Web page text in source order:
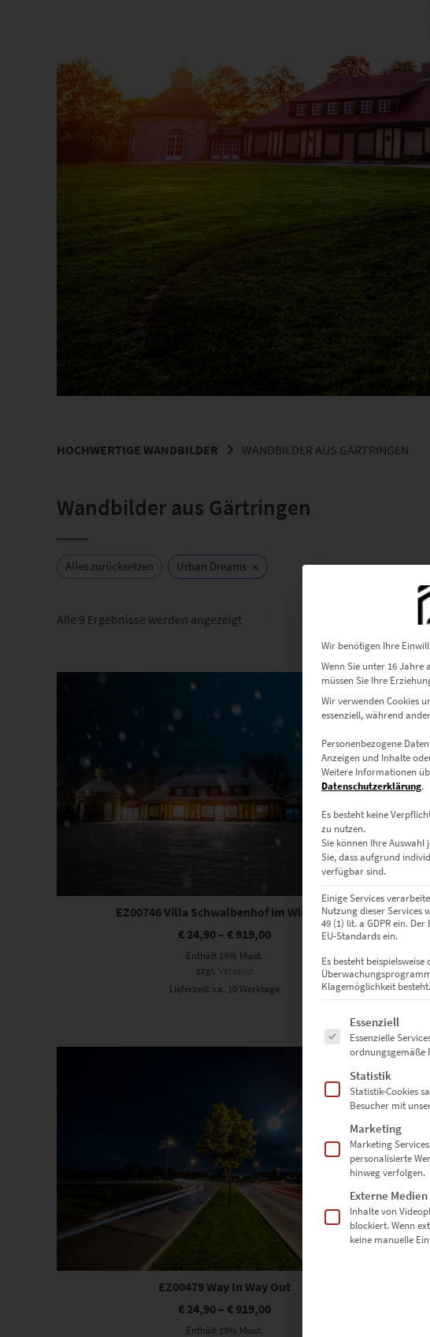
HOCHWERTIGE WANDBILDER WANDBILDER AUS GÄRTRINGEN
Wandbilder aus Gärtringen
Alles zurücksetzen Urban Dreams ×
Alle 9 Ergebnisse werden angezeigtNach
Dieses Produkt weist mehrere Varianten auf. Die Optionen können auf der Produktseite gewählt werden
EZ00746 Villa Schwalbenhof im Winter II
€ 24,90 –€ 919,00
Enthält 19% Mwst.
zzgl.Versand
Lieferzeit: ca. 10 Werktage
Dieses Produkt weist mehrere Varianten auf. Die Optionen können auf der Produktseite gewählt werden
EZ00479 Way In Way Out
€ 24,90 –€ 919,00
Enthält 19% Mwst.
Wir benötigen Ihre
Wenn Sie unter 16
müssen Sie Ihre
Wir verwenden Cookies
essenziell, während
Personenbezogene
Anzeigen und Inhalte
Weitere Informationen
Datenschutzerklärung.
Es besteht keine
zu nutzen.
Sie können Ihre Auswahl
Sie, dass aufgrund
verfügbar sind.
Einige Services
Nutzung dieser Services
49 (1) lit. a GDPR ein.
EU-Standards ein.
Es besteht
Klagemöglichkeit besteht.
Es folgt eine Liste
Essenziell
Essenzielle
ordnungsgemäße
Statistik
Statistik-Cookies
Besucher mit
Marketing
Marketing
personalisierte
hinweg verfolgen.
Externe Medien
Inhalte von
blockiert. Wenn
keine manuelle